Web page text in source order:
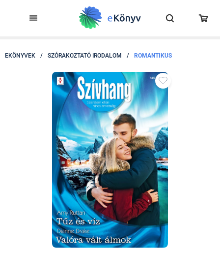
EKÖNYVEK / SZÓRAKOZTATÓ IRODALOM / ROMANTIKUS